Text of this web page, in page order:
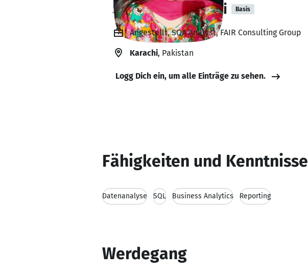
Samreen Rabbani Basis
Angestellt, SQA Analyst, FAIR Consulting Group
Karachi, Pakistan
Logg Dich ein, um alle Einträge zu sehen.
Fähigkeiten und Kenntnisse
Datenanalyse SQL Business Analytics Reporting
Werdegang